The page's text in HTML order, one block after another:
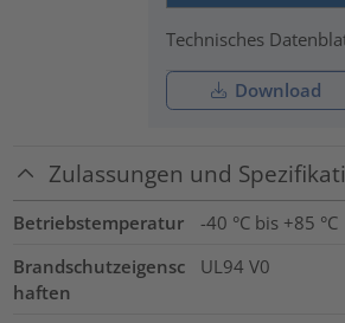
Technisches
Download
Zulassungen und
Betriebstemperatur
-40 °C bis +85 °C
Brandschutzeigensc
haften
UL94 V0